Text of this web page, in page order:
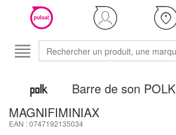
Barre de son POLK
MAGNIFIMINIAX
EAN : 0747192135034